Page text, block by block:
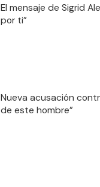
El mensaje de Sigrid
por ti”
Nueva acusación
de este hombre”